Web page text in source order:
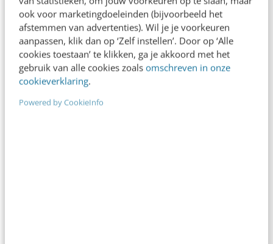
ook voor marketingdoeleinden (bijvoorbeeld het
afstemmen van advertenties). Wil je je voorkeuren
aanpassen, klik dan op ‘Zelf instellen’. Door op ‘Alle
cookies toestaan’ te klikken, ga je akkoord met het
gebruik van alle cookies zoals omschreven in onze
cookieverklaring.
Powered by CookieInfo